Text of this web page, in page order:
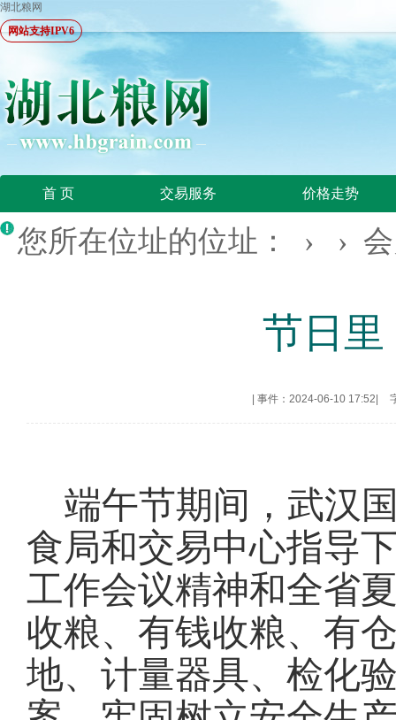
湖北粮网
网站支持IPV6
首 页 交易服务 价格走势
您所在位址的位址： › ›
节日里
事件：2024-06-10 17:52
端午节期间，武汉
食局和交易中心指导
工作会议精神和全省
收粮、有钱收粮、有
地、计量器具、检化